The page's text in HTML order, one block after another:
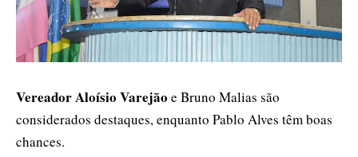
Vereador Aloísio Varejão e Bruno Malias são
considerados destaques, enquanto Pablo Alves têm boas
chances.